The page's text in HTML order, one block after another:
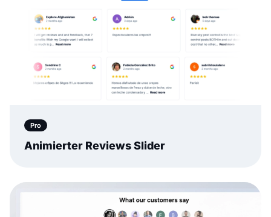
Pro
Animierter Reviews Slider